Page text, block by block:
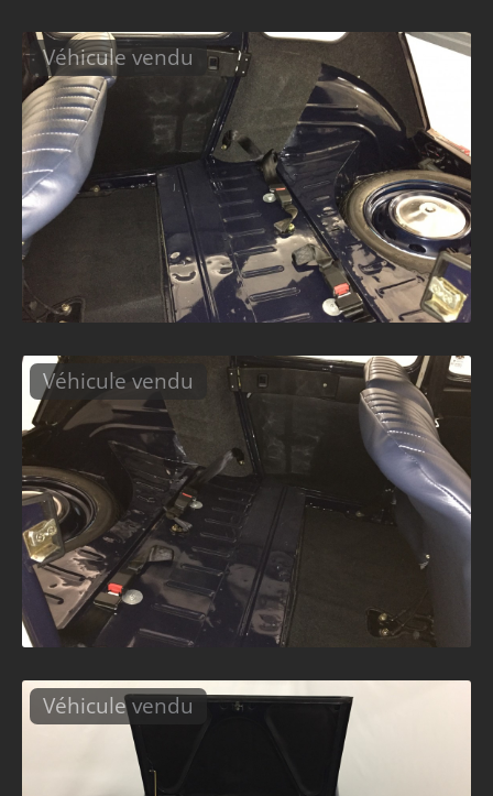
Véhicule vendu
Véhicule vendu
Véhicule vendu